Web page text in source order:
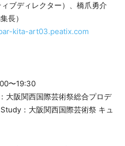
ブディレクター）、橋爪勇介
長）
kita-art03.peatix.com
〜19:30
大阪関西国際芸術祭総合プロデ
：大阪関西国際芸術祭 キュ